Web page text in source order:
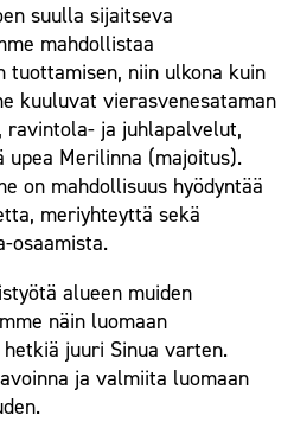
suulla sijaitseva
mahdollistaa
tuottamisen, niin ulkona kuin
kuuluvat vierasvenesataman
ravintola- ja juhlapalvelut,
upea Merilinna (majoitus).
on mahdollisuus hyödyntää
meriyhteyttä sekä
osaamista.
alueen muiden
näin luomaan
juuri Sinua varten.
ja valmiita luomaan